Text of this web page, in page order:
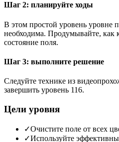
Шаг 2: планируйте ходы
В этом простой уровень уровне
необходима. Продумывайте, как
состояние поля.
Шаг 3: выполните решение
Следуйте технике из
завершить уровень 116.
Цели уровня
✓Очистите поле от всех
✓Используйте